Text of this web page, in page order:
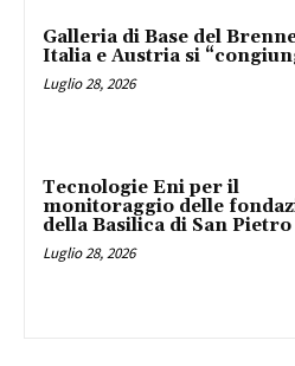
Galleria di Base del
Italia e Austria si
Luglio 28, 2026
Tecnologie Eni per il
monitoraggio delle
della Basilica di San Pietro
Luglio 28, 2026